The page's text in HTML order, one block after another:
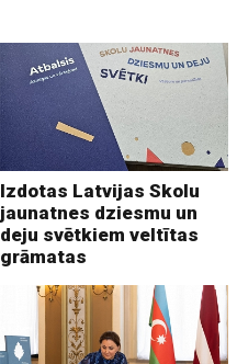
Izdotas Latvijas Skolu
jaunatnes dziesmu un
deju svētkiem veltītas
grāmatas